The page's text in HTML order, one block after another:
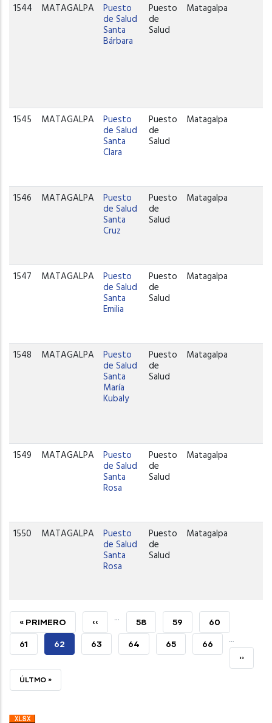
1544 MATAGALPA Puesto
de Salud
Santa
Bárbara
Puesto
de
Salud
Matagalpa
1545 MATAGALPA Puesto
de Salud
Santa
Clara
Puesto
de
Salud
Matagalpa
1546 MATAGALPA Puesto
de Salud
Santa
Cruz
Puesto
de
Salud
Matagalpa
1547 MATAGALPA Puesto
de Salud
Santa
Emilia
Puesto
de
Salud
Matagalpa
1548 MATAGALPA Puesto
de Salud
Santa
María
Kubaly
Puesto
de
Salud
Matagalpa
1549 MATAGALPA Puesto
de Salud
Santa
Rosa
Puesto
de
Salud
Matagalpa
1550 MATAGALPA Puesto
de Salud
Santa
Rosa
Puesto
de
Salud
Matagalpa
PRIMERA
PÁGINA
« PRIMERO
PÁGINA
ANTERIOR
‹‹ … PAGE
58 PAGE
59 PAGE
60
PAGE
61
PÁGINA
62 PAGE
63 PAGE
64 PAGE
65 PAGE
66 …
››
ÚLTIMA
ÚLTMO »